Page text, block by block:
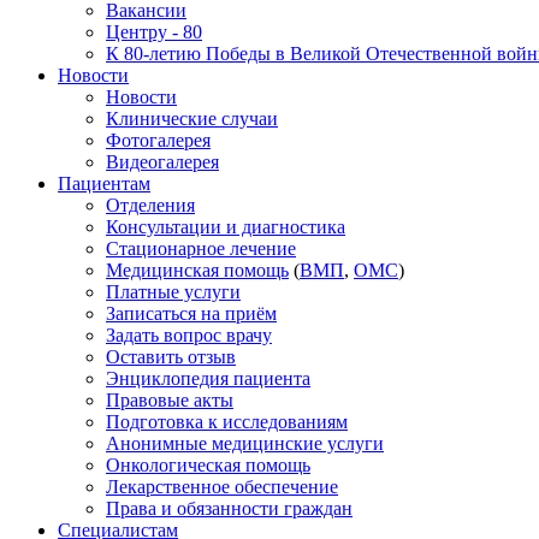
Вакансии
Центру - 80
К 80-летию Победы в Великой Отечественной
Новости
Новости
Клинические случаи
Фотогалерея
Видеогалерея
Пациентам
Отделения
Консультации и диагностика
Стационарное лечение
Медицинская помощь (ВМП, ОМС)
Платные услуги
Записаться на приём
Задать вопрос врачу
Оставить отзыв
Энциклопедия пациента
Правовые акты
Подготовка к исследованиям
Анонимные медицинские услуги
Онкологическая помощь
Лекарственное обеспечение
Права и обязанности граждан
Специалистам